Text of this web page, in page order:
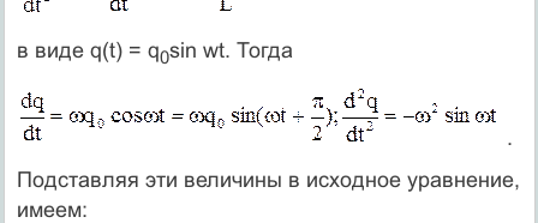
в виде q(t) = q0sin wt. Тогда
.
Подставляя эти величины в исходное уравнение,
имеем: